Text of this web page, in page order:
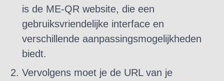
is de ME-QR website, die een
gebruiksvriendelijke interface en
verschillende aanpassingsmogelijkheden
biedt.
Vervolgens moet je de URL van je